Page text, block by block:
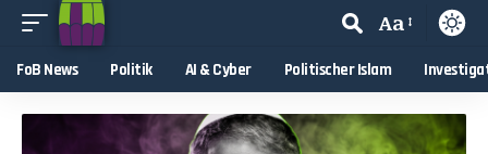
Aa
FoB News Politik AI & Cyber Politischer Islam